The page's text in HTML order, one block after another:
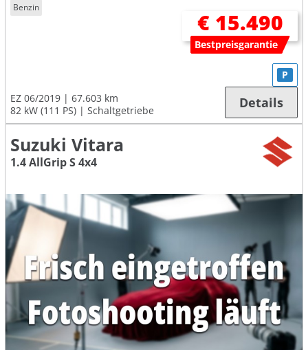
Benzin
€ 15.490
Bestpreisgarantie
EZ 06/2019
67.603 km
82 kW (111 PS)
Schaltgetriebe
P
Details
Suzuki Vitara
1.4 AllGrip S 4x4